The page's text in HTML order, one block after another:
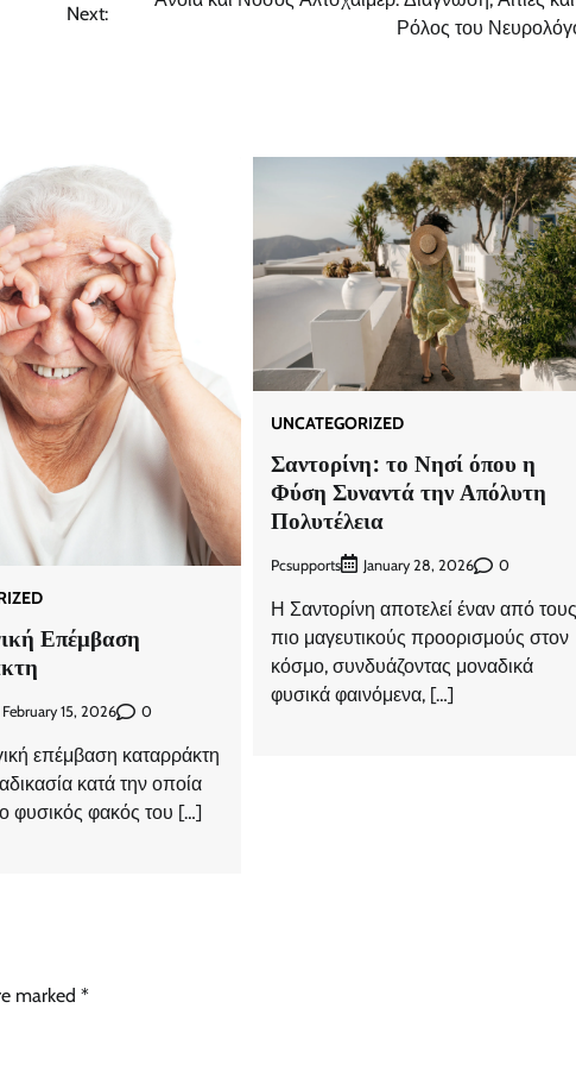
Next:
Ρόλος του
Επέμβαση
February 15, 2026 0
επέμβαση καταρράκτη
κατά την οποία
ο φυσικός φακός του […]
UNCATEGORIZED
Σαντορίνη: το Νησί όπου η
Φύση Συναντά την Απόλυτη
Πολυτέλεια
Pcsupports January 28, 2026 0
Η Σαντορίνη αποτελεί έναν από
πιο μαγευτικούς προορισμούς στον
κόσμο, συνδυάζοντας μοναδικά
φυσικά φαινόμενα, […]
marked *